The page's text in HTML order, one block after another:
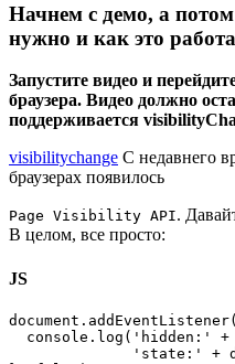
Начнем с демо, а
нужно и как это
Запустите видео и
браузера. Видео должно
поддерживается
visibilitychange С недавнего
браузерах появилось
Page Visibility API.
В целом, все просто:
JS
console.log('hidden:' +
'state:' +